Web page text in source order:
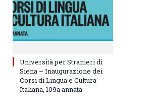
Università per Stranieri di
Siena – Inaugurazione dei
Corsi di Lingua e Cultura
Italiana, 109a annata